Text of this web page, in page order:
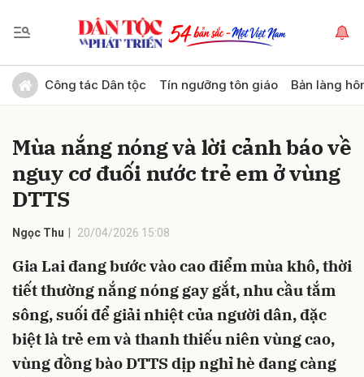
Công tác Dân tộc Tín ngưỡng tôn giáo Bản làng
Mùa nắng nóng và lời cảnh báo về
nguy cơ đuối nước trẻ em ở vùng
DTTS
Ngọc Thu 20/04/2026 15:08
Gia Lai đang bước vào cao điểm mùa khô, thời
tiết thường nắng nóng gay gắt, nhu cầu tắm
sông, suối để giải nhiệt của người dân, đặc
biệt là trẻ em và thanh thiếu niên vùng cao,
vùng đồng bào DTTS dịp nghỉ hè đang càng
Gửi bình luận